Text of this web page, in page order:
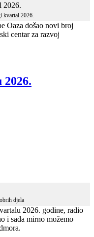
kvartal 2026.
Oaza došao novi broj
centar za razvoj
djela
2026. godine, radio
i sada mirno možemo